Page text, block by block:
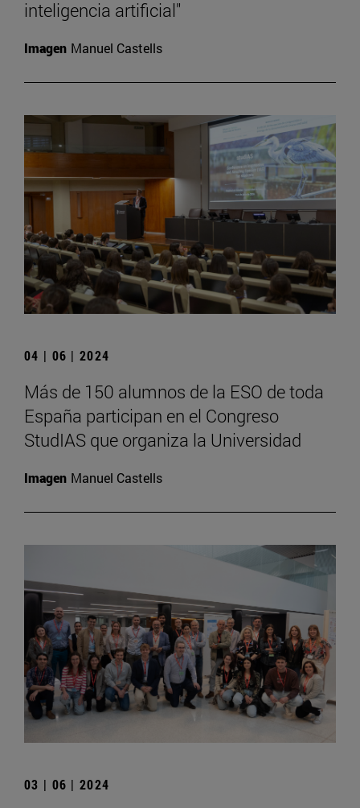
inteligencia artificial"
Imagen Manuel Castells
04 | 06 | 2024
Más de 150 alumnos de la ESO de toda
España participan en el Congreso
StudIAS que organiza la Universidad
Imagen Manuel Castells
03 | 06 | 2024